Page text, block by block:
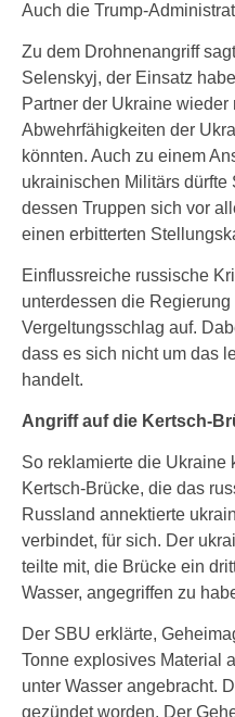
Auch die Trump-
Zu dem Drohnenangriff
Selenskyj, der Einsatz
Partner der Ukraine
Abwehrfähigkeiten der
könnten. Auch zu einem
ukrainischen Militärs
dessen Truppen sich vor
einen erbitterten
Einflussreiche russische
unterdessen die
Vergeltungsschlag auf.
dass es sich nicht um das
handelt.
Angriff auf die Kertsch-
So reklamierte die Ukraine
Kertsch-Brücke, die das
Russland annektierte
verbindet, für sich. Der
teilte mit, die Brücke ein
Wasser, angegriffen zu
Der SBU erklärte,
Tonne explosives Material
unter Wasser angebracht.
gezündet worden. Der